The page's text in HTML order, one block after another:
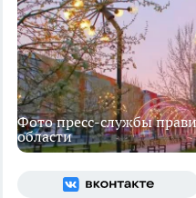
Фото пресс-службы
области